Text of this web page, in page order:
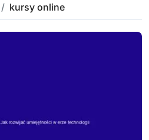
kursy online